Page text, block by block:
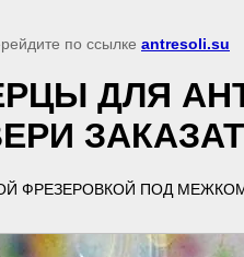
по ссылке antresoli.su
ДЛЯ
ФРЕЗЕРОВКОЙ ПОД